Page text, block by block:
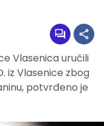
Vlasenica uručili
iz Vlasenice zbog
potvrđeno je